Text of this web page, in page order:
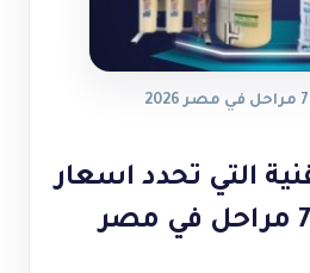
التي تحدد اسعار
فلاتر المياه 7 مراحل في مصر